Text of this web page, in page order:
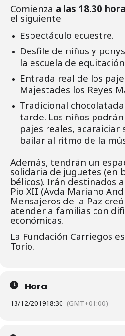
Comienza a las 18.30
el siguiente:
Espectáculo ecuestre.
Desfile de niños y
la escuela de
Entrada real de los
Majestades los Reyes
Tradicional
tarde. Los niños
pajes reales, acaraiciar
bailar al ritmo de la
Además, tendrán un
solidaria de juguetes (en
bélicos). Irán destinados
Pio XII (Avda Mariano
Mensajeros de la Paz
atender a familias con
económicas.
La Fundación Carriegos
Torío.
Hora
13/12/201918:30 (GMT+01:00)